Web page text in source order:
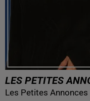
LES PETITES
Les Petites Annonces